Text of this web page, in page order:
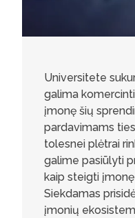
Universitete
galima
įmonę šių
pardavimams
tolesnei plėtrai
galime pasiūlyti
kaip steigti
Siekdamas
įmonių